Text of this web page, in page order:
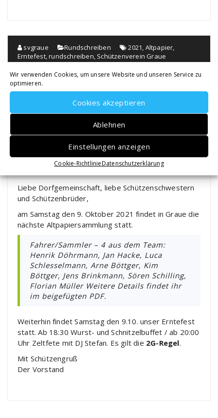
Wir verwenden Cookies, um unsere Website und unseren Service zu
optimieren.
Cookies akzeptieren
Ablehnen
Einstellungen anzeigen
Cookie-RichtlinieDatenschutzerklärung
svgraue Rundschreiben 2021, Altpapier,
Erntefest,rundschreiben, Schützenverein Graue
Rundschreiben 10/2021
Rundschreiben 10/2021:
Altpapiersammlung am 09. Oktober 2021
Altpapier und Erntefest
am 09. Oktober 2021
Liebe Dorfgemeinschaft, liebe Schützenschwestern
und Schützenbrüder,
am Samstag den 9. Oktober 2021 findet in Graue die
nächste Altpapiersammlung statt.
Fahrer/Sammler – 4 aus dem Team:
Henrik Döhrmann, Jan Hacke, Luca
Schlesselmann, Arne Böttger, Kim
Böttger, Jens Brinkmann, Sören Schilling,
Florian Müller Weitere Details findet ihr
im beigefügten PDF.
Weiterhin findet Samstag den 9.10. unser Erntefest
statt. Ab 18:30 Wurst- und Schnitzelbuffet / ab 20:00
Uhr Zeltfete mit DJ Stefan. Es gilt die 2G-Regel.
Mit Schützengruß
Der Vorstand